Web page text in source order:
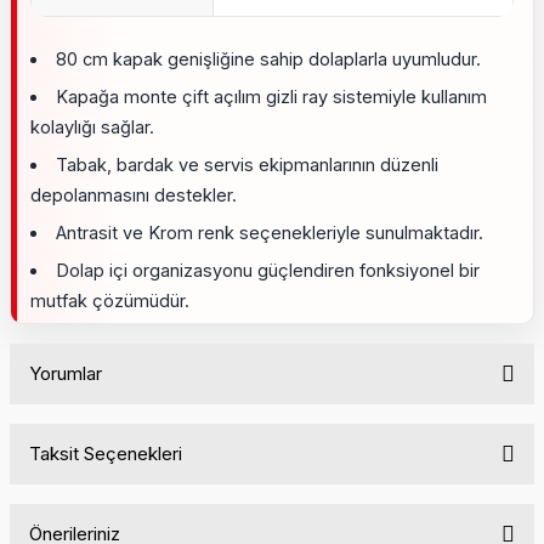
80 cm kapak genişliğine sahip dolaplarla uyumludur.
Kapağa monte çift açılım gizli ray sistemiyle kullanım
kolaylığı sağlar.
Tabak, bardak ve servis ekipmanlarının düzenli
depolanmasını destekler.
Antrasit ve Krom renk seçenekleriyle sunulmaktadır.
Dolap içi organizasyonu güçlendiren fonksiyonel bir
mutfak çözümüdür.
Yorumlar
Taksit Seçenekleri
Önerileriniz